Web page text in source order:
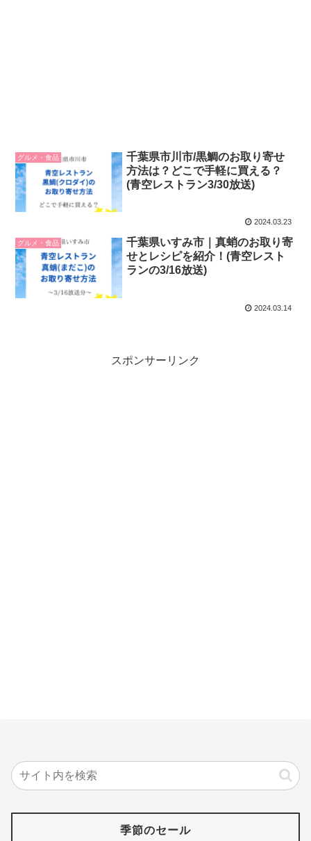
グルメ・食品
千葉県市川市/黒鯛のお取り寄せ
方法は？どこで手軽に買える？
(青空レストラン3/30放送)
2024.03.23
グルメ・食品
千葉県いすみ市｜真蛸のお取り寄
せとレシピを紹介！(青空レスト
ランの3/16放送)
2024.03.14
スポンサーリンク
季節のセール